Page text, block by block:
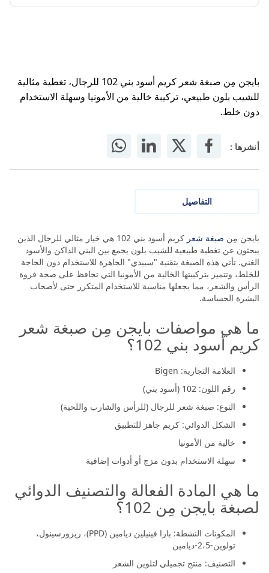
بايجن مِن صبغة شعر كريم أسود بني 102 للرجال، تغطية مثالية
للشيب بلون طبيعي، تركيبة خالية من الأمونيا وسهلة الاستخدام
دون خلط.
أنشرها :
التفاصيل
بايجن مِن صبغة شعر
كريم أسود بني 102 هي خيار مثالي للرجال الذين
يبحثون عن تغطية طبيعية للشيب بلون يجمع بين البني الداكن والأسود
الغني. تأتي هذه الصبغة بتقنية "سبيدي" الجاهزة للاستخدام دون الحاجة
للخلط، وتتميز بتركيبتها الخالية من الأمونيا التي تحافظ على صحة فروة
الرأس والشعر، مما يجعلها مناسبة للاستخدام المتكرر حتى لأصحاب
البشرة الحساسة.
ما هي مواصفات بايجن مِن صبغة شعر
كريم أسود بني 102؟
العلامة التجارية: Bigen
رقم اللون: 102 (أسود بني)
النوع: صبغة شعر للرجال (للرأس والشارب واللحية)
الشكل الدوائي: كريم جاهز للتطبيق
خالية من الأمونيا
سهلة الاستخدام بدون مزج أو أدوات إضافية
ما هي المادة الفعالة والتصنيف الدوائي
لصبغة بايجن مِن 102؟
المكونات النشطة: بارا فينيلين ديامين (PPD)، ريزورسينول،
تولوين-2،5-ديامين
التصنيف: منتج تجميلي لتلوين الشعر